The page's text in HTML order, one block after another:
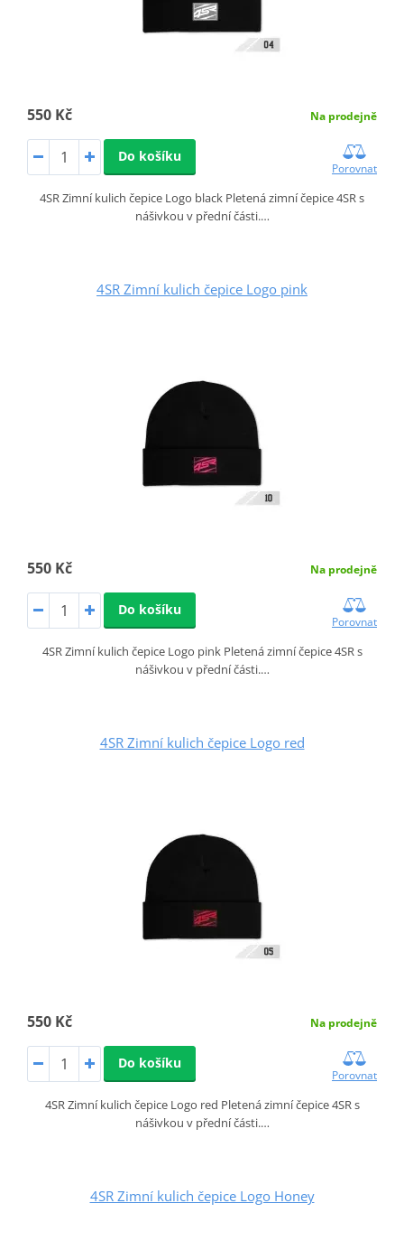
550 Kč Na prodejně
Do košíku
Porovnat
4SR Zimní kulich čepice Logo black Pletená zimní čepice 4SR s
nášivkou v přední části.…
4SR Zimní kulich čepice Logo pink
550 Kč Na prodejně
Do košíku
Porovnat
4SR Zimní kulich čepice Logo pink Pletená zimní čepice 4SR s
nášivkou v přední části.…
4SR Zimní kulich čepice Logo red
550 Kč Na prodejně
Do košíku
Porovnat
4SR Zimní kulich čepice Logo red Pletená zimní čepice 4SR s
nášivkou v přední části.…
4SR Zimní kulich čepice Logo Honey